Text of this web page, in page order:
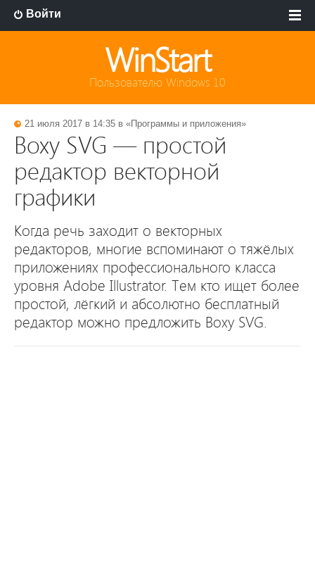
Войти
WinStart
Пользователю Windows 10
21 июля 2017 в 14:35 в «Программы и приложения»
Boxy SVG — простой
редактор векторной
графики
Когда речь заходит о векторных
редакторов, многие вспоминают о тяжёлых
приложениях профессионального класса
уровня Adobe Illustrator. Тем кто ищет более
простой, лёгкий и абсолютно бесплатный
редактор можно предложить Boxy SVG.